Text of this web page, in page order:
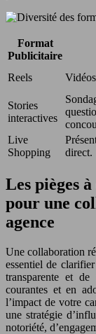
Format
Publicitaire
Reels
Stories
interactives
Live
Shopping
direct.
Les pièges
pour une
agence
Une collaboration
essentiel de
transparente et
courantes et en
l’impact de votre
une stratégie
notoriété,